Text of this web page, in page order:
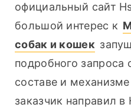
официальный сайт
большой интерес к
собак и кошек
подробного
составе и
заказчик направил в